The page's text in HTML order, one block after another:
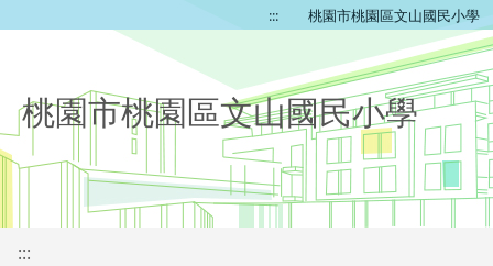
::: 桃園市桃園區文山國民小學
桃園市桃園區文山國民小學
:::